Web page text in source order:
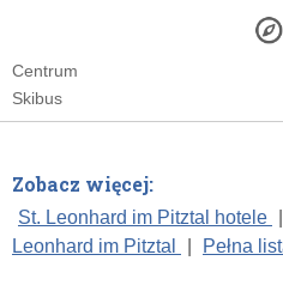
Centrum
Skibus
Zobacz więcej:
St. Leonhard im Pitztal hotele
Leonhard im Pitztal
Pełna